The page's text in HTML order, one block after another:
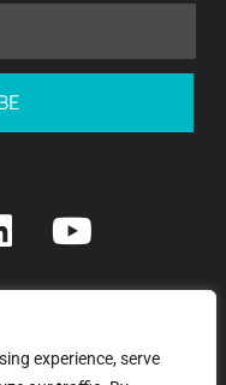
experience, serve
Conditions